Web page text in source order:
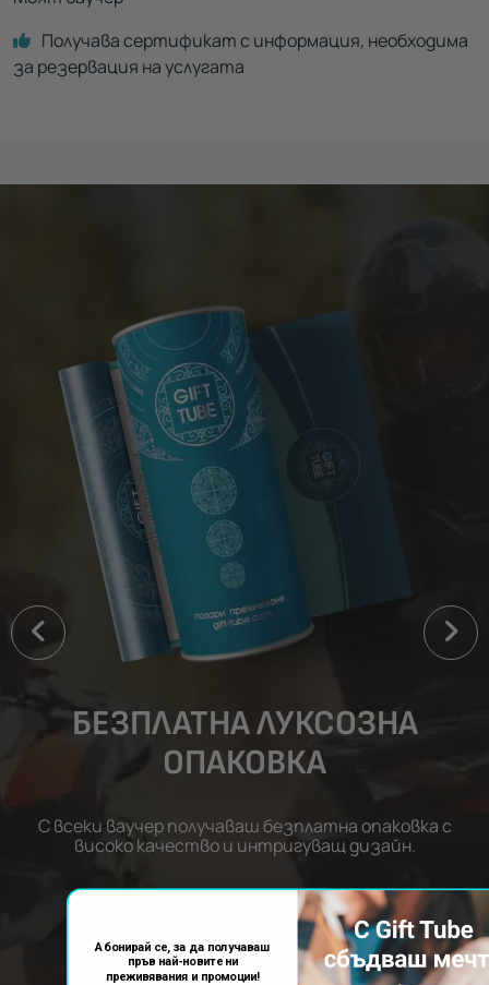
Получава сертификат с информация, необходима
за резервация на услугата
БЕЗПЛАТНА ЛУКСОЗНА
ОПАКОВКА
С всеки ваучер получаваш безплатна опаковка с
високо качество и интригуващ дизайн.
ВИЖ ПОВЕЧЕ
Абонирай се, за да получаваш
пръв най-новите ни
преживявания и промоции!